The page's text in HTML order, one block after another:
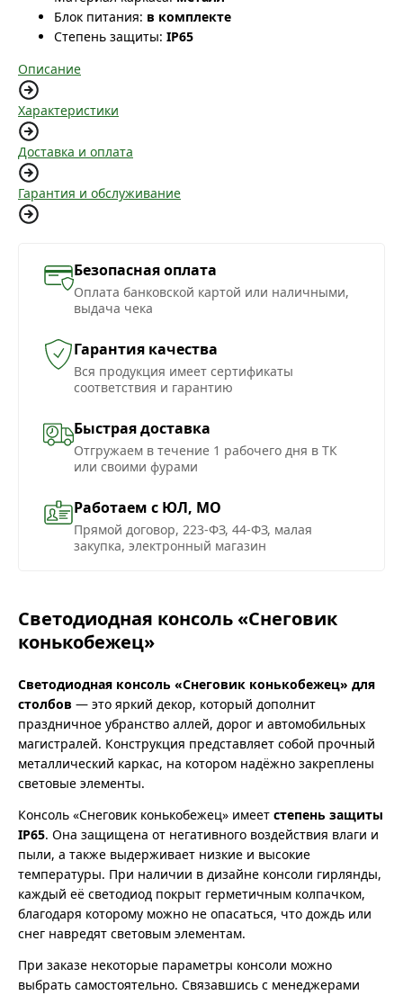
Блок питания: в комплекте
Степень защиты: IP65
Описание
Характеристики
Доставка и оплата
Гарантия и обслуживание
Безопасная оплата
Оплата банковской картой или наличными,
выдача чека
Гарантия качества
Вся продукция имеет сертификаты
соответствия и гарантию
Быстрая доставка
Отгружаем в течение 1 рабочего дня в ТК
или своими фурами
Работаем с ЮЛ, МО
Прямой договор, 223-ФЗ, 44-ФЗ, малая
закупка, электронный магазин
Светодиодная консоль «Снеговик
конькобежец»
Светодиодная консоль «Снеговик конькобежец» для
столбов — это яркий декор, который дополнит
праздничное убранство аллей, дорог и автомобильных
магистралей. Конструкция представляет собой прочный
металлический каркас, на котором надёжно закреплены
световые элементы.
Консоль «Снеговик конькобежец» имеет степень защиты
IP65. Она защищена от негативного воздействия влаги и
пыли, а также выдерживает низкие и высокие
температуры. При наличии в дизайне консоли гирлянды,
каждый её светодиод покрыт герметичным колпачком,
благодаря которому можно не опасаться, что дождь или
снег навредят световым элементам.
При заказе некоторые параметры консоли можно
выбрать самостоятельно. Связавшись с менеджерами